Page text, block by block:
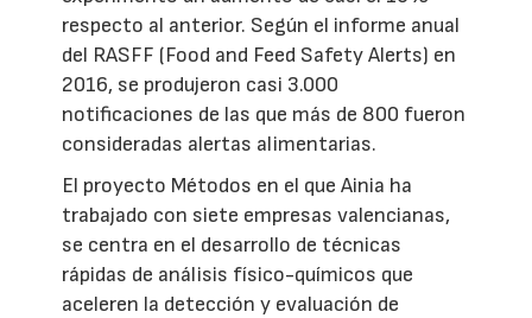
respecto al anterior. Según el informe anual
del RASFF (Food and Feed Safety Alerts) en
2016, se produjeron casi 3.000
notificaciones de las que más de 800 fueron
consideradas alertas alimentarias.
El proyecto Métodos en el que Ainia ha
trabajado con siete empresas valencianas,
se centra en el desarrollo de técnicas
rápidas de análisis físico-químicos que
aceleren la detección y evaluación de